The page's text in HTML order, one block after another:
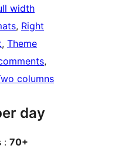
width
, Right
, Theme
columns
day
: 70+